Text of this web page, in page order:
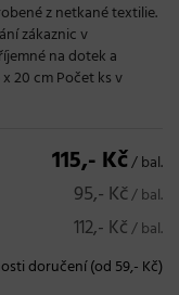
z netkané textilie.
zákaznic v
na dotek a
20 cm Počet ks v
115,- Kč/ bal.
95,- Kč/ bal.
112,- Kč/ bal.
doručení (od 59,- Kč)